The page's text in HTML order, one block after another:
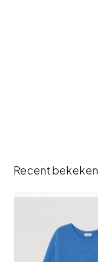
Recent bekeken